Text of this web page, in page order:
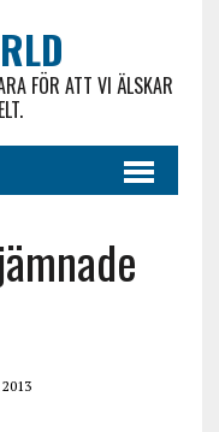
FÖR ATT VI ÄLSKAR